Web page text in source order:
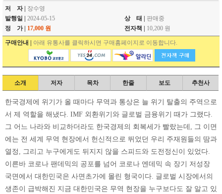
저 자 | 장수영
발행일 | 2024-05-15 상 태 | 판매중
정 가 | 17,000 원 전자책 | 10,200 원
구매안내 | 아래 유통사를 클릭하시면 구매홈페이지로 이동합니다.
소개 저자 목차 한줄 보도 추천사
한국경제에 위기가 올 때마다 무역과 통상은 늘 위기 탈출의 주역으로
서 제 역할을 해냈다. IMF 외환위기와 글로벌 금융위기 때가 그랬다.
그 어느 나라와 비교하더라도 한국경제의 회복세가 빨랐는데, 그 이면
에는 전 세계 무역 현장에서 헌신적으로 뛰었던 우리 주재원들의 땀과
열정, 그리고 누구에게도 뒤지지 않을 스피드와 도전정신이 있었다.
이른바 코로나 팬데믹의 공포를 넘어 코로나 엔데믹 속 장기 저성장
국면에서 대한민국은 사면초가에 몰린 형국이다. 글로벌 시장에서의
생존이 급박해진 지금 대한민국은 무역 현장을 누구보다도 잘 알고 있